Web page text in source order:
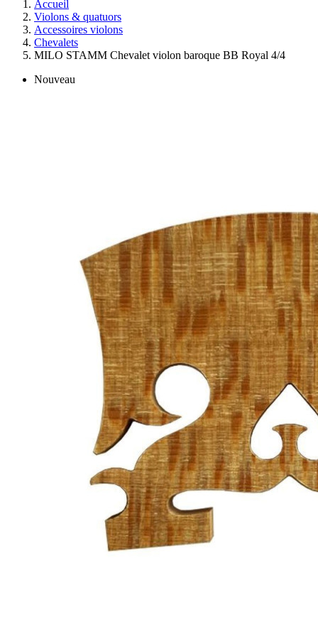
Accueil
Violons & quatuors
Accessoires violons
Chevalets
MILO STAMM Chevalet violon baroque BB Royal 4/4
Nouveau